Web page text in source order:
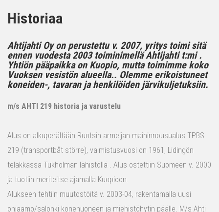
Historiaa
Ahtijahti Oy on perustettu v. 2007, yritys toimi sitä
ennen vuodesta 2003 toiminimellä Ahtijahti t:mi .
Yhtiön pääpaikka on Kuopio, mutta toimimme koko
Vuoksen vesistön alueella.. Olemme erikoistuneet
koneiden-, tavaran ja henkilöiden järvikuljetuksiin.
m/s AHTI 219 historia ja varustelu
Alus on alkuperältään Ruotsin armeijan maihinnousualus TPBS
219 (transportbåt större), valmistusvuosi on 1961, Lidingön
telakkassa Tukholman lähistöllä . Alus ostettiin Suomeen v. 2000
ja tuotiin meriteitse ajamalla Kuopioon.
Alukseen tehtiin muutostöitä v. 2003-04, rakentamalla uusi
ohjaamo/salonki konehuoneen ja miehistöhytin päälle. M/s Ahti